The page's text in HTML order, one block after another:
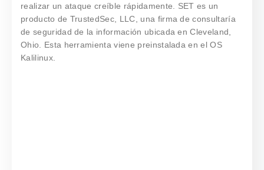
realizar un ataque creíble rápidamente. SET es un
producto de TrustedSec, LLC, una firma de consultaría
de seguridad de la información ubicada en Cleveland,
Ohio. Esta herramienta viene preinstalada en el OS
Kalilinux.